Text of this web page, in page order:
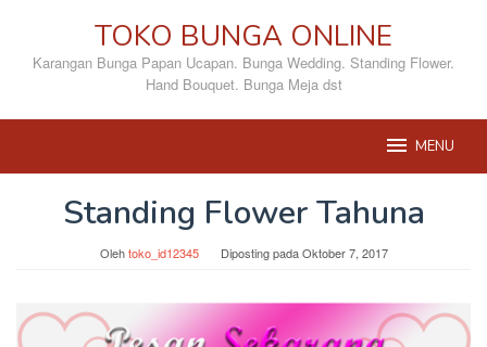
konten
TOKO BUNGA ONLINE
Karangan Bunga Papan Ucapan. Bunga Wedding. Standing Flower.
Hand Bouquet. Bunga Meja dst
MENU
Standing Flower Tahuna
Olehtoko_id12345 Diposting padaOktober 7, 2017